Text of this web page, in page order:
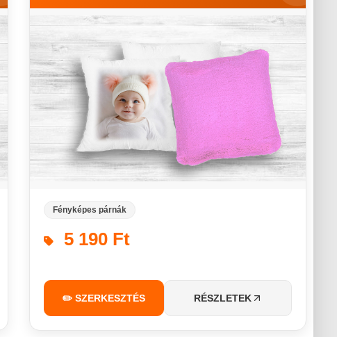
Fényképes párnák
5 190 Ft
✏️ SZERKESZTÉS RÉSZLETEK